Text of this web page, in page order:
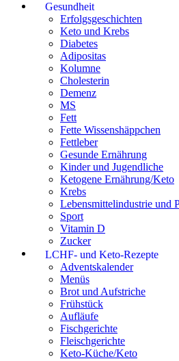
Gesundheit
Erfolgsgeschichten
Keto und Krebs
Diabetes
Adipositas
Kolumne
Cholesterin
Demenz
MS
Fett
Fette Wissenshäppchen
Fettleber
Gesunde Ernährung
Kinder und Jugendliche
Ketogene Ernährung/Keto
Krebs
Lebensmittelindustrie und
Sport
Vitamin D
Zucker
LCHF- und Keto-Rezepte
Adventskalender
Menüs
Brot und Aufstriche
Frühstück
Aufläufe
Fischgerichte
Fleischgerichte
Keto-Küche/Keto